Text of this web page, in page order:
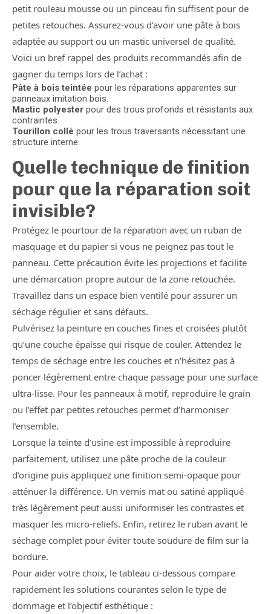
petit rouleau mousse ou un pinceau fin suffisent pour de
petites retouches. Assurez-vous d’avoir une pâte à bois
adaptée au support ou un mastic universel de qualité.
Voici un bref rappel des produits recommandés afin de
gagner du temps lors de l’achat :
Pâte à bois teintée pour les réparations apparentes sur
panneaux imitation bois.
Mastic polyester pour des trous profonds et résistants aux
contraintes.
Tourillon collé pour les trous traversants nécessitant une
structure interne.
Quelle technique de finition
pour que la réparation soit
invisible?
Protégez le pourtour de la réparation avec un ruban de
masquage et du papier si vous ne peignez pas tout le
panneau. Cette précaution évite les projections et facilite
une démarcation propre autour de la zone retouchée.
Travaillez dans un espace bien ventilé pour assurer un
séchage régulier et sans défauts.
Pulvérisez la peinture en couches fines et croisées plutôt
qu’une couche épaisse qui risque de couler. Attendez le
temps de séchage entre les couches et n’hésitez pas à
poncer légèrement entre chaque passage pour une surface
ultra-lisse. Pour les panneaux à motif, reproduire le grain
ou l’effet par petites retouches permet d’harmoniser
l’ensemble.
Lorsque la teinte d’usine est impossible à reproduire
parfaitement, utilisez une pâte proche de la couleur
d’origine puis appliquez une finition semi-opaque pour
atténuer la différence. Un vernis mat ou satiné appliqué
très légèrement peut aussi uniformiser les contrastes et
masquer les micro-reliefs. Enfin, retirez le ruban avant le
séchage complet pour éviter toute soudure de film sur la
bordure.
Pour aider votre choix, le tableau ci-dessous compare
rapidement les solutions courantes selon le type de
dommage et l’objectif esthétique :